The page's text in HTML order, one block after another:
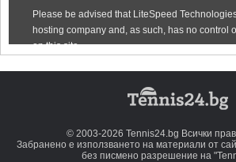
© 2003-2026 Tennis24.bg Всички
Забранено е използването на материали от
без писмено разрешение на